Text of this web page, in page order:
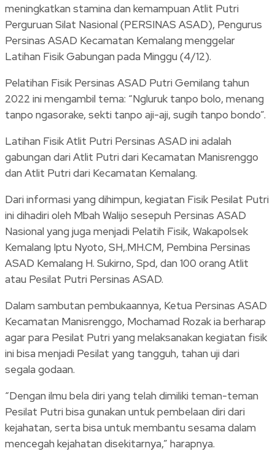
meningkatkan stamina dan kemampuan Atlit Putri
Perguruan Silat Nasional (PERSINAS ASAD), Pengurus
Persinas ASAD Kecamatan Kemalang menggelar
Latihan Fisik Gabungan pada Minggu (4/12).
Pelatihan Fisik Persinas ASAD Putri Gemilang tahun
2022 ini mengambil tema: “Ngluruk tanpo bolo, menang
tanpo ngasorake, sekti tanpo aji-aji, sugih tanpo bondo”.
Latihan Fisik Atlit Putri Persinas ASAD ini adalah
gabungan dari Atlit Putri dari Kecamatan Manisrenggo
dan Atlit Putri dari Kecamatan Kemalang.
Dari informasi yang dihimpun, kegiatan Fisik Pesilat Putri
ini dihadiri oleh Mbah Walijo sesepuh Persinas ASAD
Nasional yang juga menjadi Pelatih Fisik, Wakapolsek
Kemalang Iptu Nyoto, SH,.MH.CM, Pembina Persinas
ASAD Kemalang H. Sukirno, Spd, dan 100 orang Atlit
atau Pesilat Putri Persinas ASAD.
Dalam sambutan pembukaannya, Ketua Persinas ASAD
Kecamatan Manisrenggo, Mochamad Rozak ia berharap
agar para Pesilat Putri yang melaksanakan kegiatan fisik
ini bisa menjadi Pesilat yang tangguh, tahan uji dari
segala godaan.
“Dengan ilmu bela diri yang telah dimiliki teman-teman
Pesilat Putri bisa gunakan untuk pembelaan diri dari
kejahatan, serta bisa untuk membantu sesama dalam
mencegah kejahatan disekitarnya,” harapnya.